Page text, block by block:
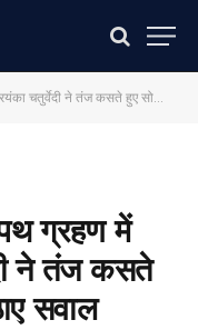
कसते हुए सोशल मीडिया पर उठाए सवाल
ग्रहण में
ने तंज कसते
सवाल